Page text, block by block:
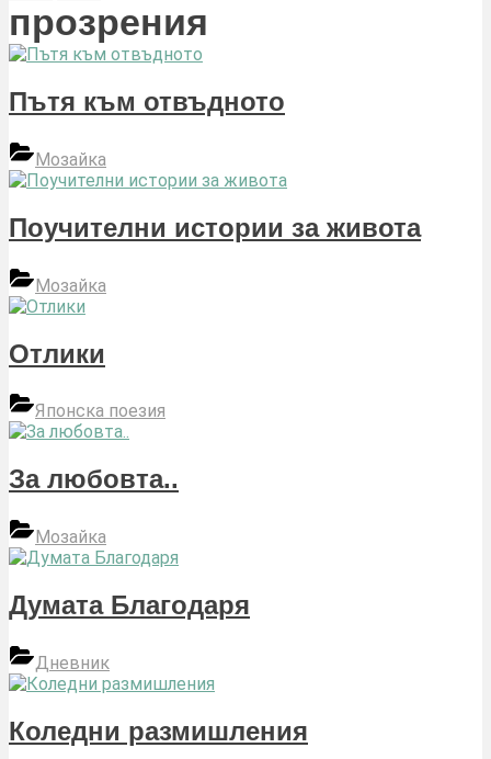
прозрения
Пътя към отвъдното
Мозайка
Поучителни истории за живота
Мозайка
Отлики
Японска поезия
За любовта..
Мозайка
Думата Благодаря
Дневник
Коледни размишления